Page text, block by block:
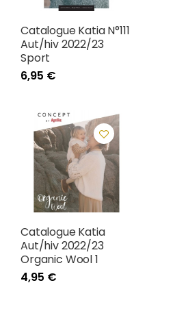
Catalogue Katia N°111
Aut/hiv 2022/23
Sport
6,95 €
Catalogue Katia
Aut/hiv 2022/23
Organic Wool 1
4,95 €